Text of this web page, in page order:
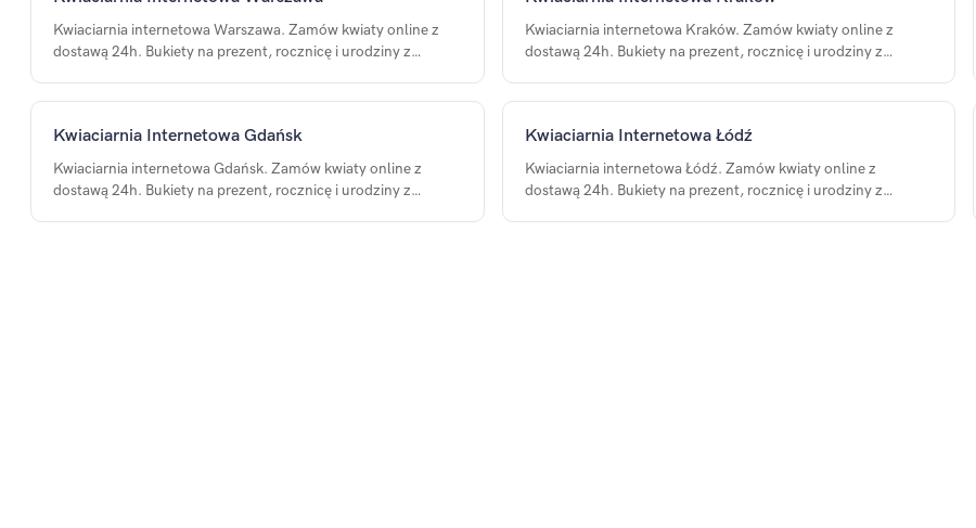
Kwiaciarnia internetowa Warszawa. Zamów kwiaty online z
dostawą 24h. Bukiety na prezent, rocznicę i urodziny z
Kwiaciarnia internetowa Kraków. Zamów kwiaty online z
dostawą 24h. Bukiety na prezent, rocznicę i urodziny z
Kwiaciarnia Internetowa Gdańsk
Kwiaciarnia internetowa Gdańsk. Zamów kwiaty online z
dostawą 24h. Bukiety na prezent, rocznicę i urodziny z
Kwiaciarnia Internetowa Łódź
Kwiaciarnia internetowa Łódź. Zamów kwiaty online z
dostawą 24h. Bukiety na prezent, rocznicę i urodziny z